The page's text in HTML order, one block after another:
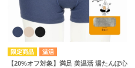
温活
【20%オフ対象】満足 美温活 湯たんぽ心